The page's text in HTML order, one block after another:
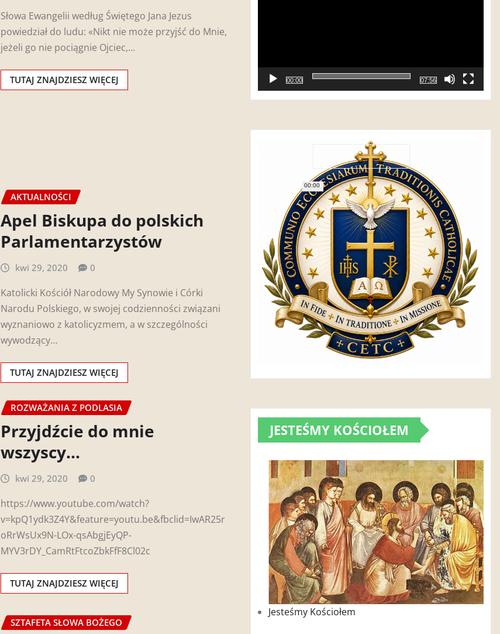
Słowa Ewangelii według Świętego Jana Jezus
powiedział do ludu: «Nikt nie może przyjść do Mnie,
jeżeli go nie pociągnie Ojciec,…
TUTAJ ZNAJDZIESZ WIĘCEJ
AKTUALNOŚCI
Apel Biskupa do polskich
Parlamentarzystów
kwi 29, 2020 0
Katolicki Kościół Narodowy My Synowie i Córki
Narodu Polskiego, w swojej codzienności związani
wyznaniowo z katolicyzmem, a w szczególności
wywodzący…
TUTAJ ZNAJDZIESZ WIĘCEJ
ROZWAŻANIA Z PODLASIA
Przyjdźcie do mnie
wszyscy…
kwi 29, 2020 0
https://www.youtube.com/watch?
v=kpQ1ydk3Z4Y&feature=youtu.be&fbclid=IwAR25r
oRrWsUx9N-LOx-qsAbgjEyQP-
MYV3rDY_CamRtFtcoZbkFfF8Cl02c
TUTAJ ZNAJDZIESZ WIĘCEJ
SZTAFETA SŁOWA BOŻEGO
00:00
00:00
07:56
JESTEŚMY KOŚCIOŁEM
Jesteśmy Kościołem